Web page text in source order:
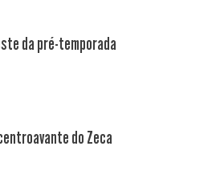
da pré-temporada
do Zeca